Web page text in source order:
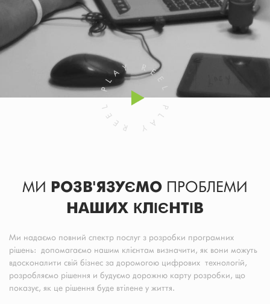
МИ РОЗВ'ЯЗУЄМО ПРОБЛЕМИ
НАШИХ КЛІЄНТІВ
Ми надаємо повний спектр послуг з розробки програмних
рішень: допомагаємо нашим клієнтам визначити, як вони можуть
вдосконалити свій бізнес за доромогою цифрових технологій,
розробляємо рішення и будуємо дорожню карту розробки, що
показує, як це рішення буде втілене у життя.